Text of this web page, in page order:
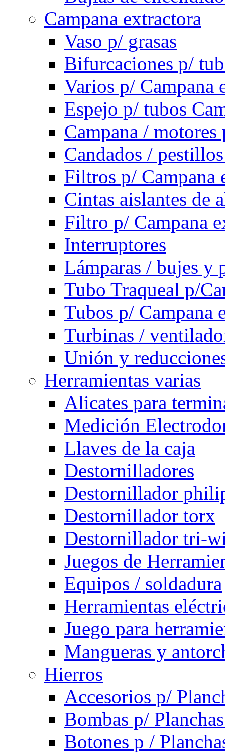
Campana extractora
Vaso p/ grasas
Bifurcaciones p/
Varios p/ Campana
Espejo p/ tubos
Campana /
Candados /
Filtros p/ Campana
Cintas aislantes de
Filtro p/ Campana
Interruptores
Lámparas / bujes y
Tubo Traqueal p/
Tubos p/ Campana
Turbinas /
Unión y
Herramientas varias
Alicates para
Medición
Llaves de la caja
Destornilladores
Destornillador
Destornillador torx
Destornillador tri-
Juegos de
Equipos / soldadura
Herramientas
Juego para
Mangueras y
Hierros
Accesorios p/
Bombas p/
Botones p /